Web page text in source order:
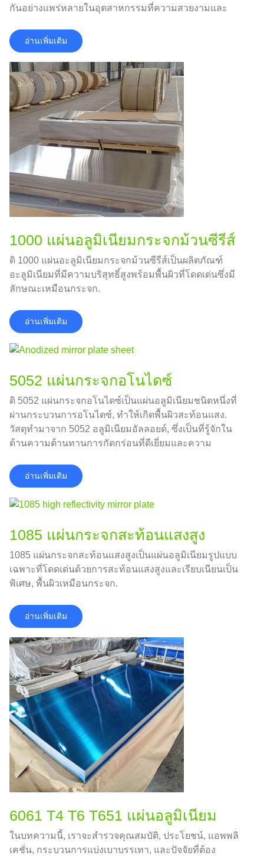
กันอย่างแพร่หลายในอุตสาหกรรมที่ความสวยงามและ
อ่านเพิ่มเติม
1000 แผ่นอลูมิเนียมกระจกม้วนซีรีส์
ดิ 1000 แผ่นอะลูมิเนียมกระจกม้วนซีรีส์เป็นผลิตภัณฑ์
อะลูมิเนียมที่มีความบริสุทธิ์สูงพร้อมพื้นผิวที่โดดเด่นซึ่งมี
ลักษณะเหมือนกระจก.
อ่านเพิ่มเติม
5052 แผ่นกระจกอโนไดซ์
ดิ 5052 แผ่นกระจกอโนไดซ์เป็นแผ่นอลูมิเนียมชนิดหนึ่งที่
ผ่านกระบวนการอโนไดซ์, ทำให้เกิดพื้นผิวสะท้อนแสง.
วัสดุทำมาจาก 5052 อลูมิเนียมอัลลอยด์, ซึ่งเป็นที่รู้จักใน
ด้านความต้านทานการกัดกร่อนที่ดีเยี่ยมและความ
อ่านเพิ่มเติม
1085 แผ่นกระจกสะท้อนแสงสูง
1085 แผ่นกระจกสะท้อนแสงสูงเป็นแผ่นอลูมิเนียมรูปแบบ
เฉพาะที่โดดเด่นด้วยการสะท้อนแสงสูงและเรียบเนียนเป็น
พิเศษ, พื้นผิวเหมือนกระจก.
อ่านเพิ่มเติม
6061 T4 T6 T651 แผ่นอลูมิเนียม
ในบทความนี้, เราจะสำรวจคุณสมบัติ, ประโยชน์, แอพพลิ
เคชั่น, กระบวนการแบ่งเบาบรรเทา, และปัจจัยที่ต้อง